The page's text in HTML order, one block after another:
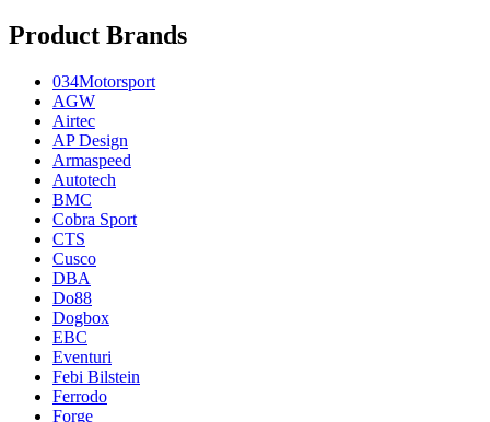
Product Brands
034Motorsport
AGW
Airtec
AP Design
Armaspeed
Autotech
BMC
Cobra Sport
CTS
Cusco
DBA
Do88
Dogbox
EBC
Eventuri
Febi Bilstein
Ferrodo
Forge